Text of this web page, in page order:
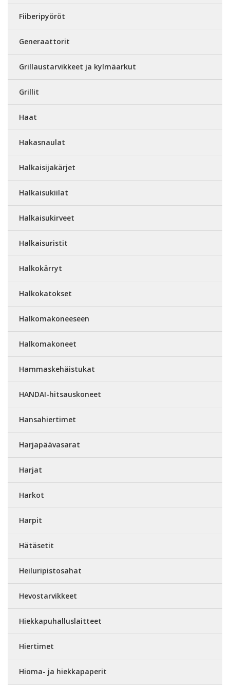
Fiiberipyöröt
Generaattorit
Grillaustarvikkeet ja kylmäarkut
Grillit
Haat
Hakasnaulat
Halkaisijakärjet
Halkaisukiilat
Halkaisukirveet
Halkaisuristit
Halkokärryt
Halkokatokset
Halkomakoneeseen
Halkomakoneet
Hammaskehäistukat
HANDAI-hitsauskoneet
Hansahiertimet
Harjapäävasarat
Harjat
Harkot
Harpit
Hätäsetit
Heiluripistosahat
Hevostarvikkeet
Hiekkapuhalluslaitteet
Hiertimet
Hioma- ja hiekkapaperit